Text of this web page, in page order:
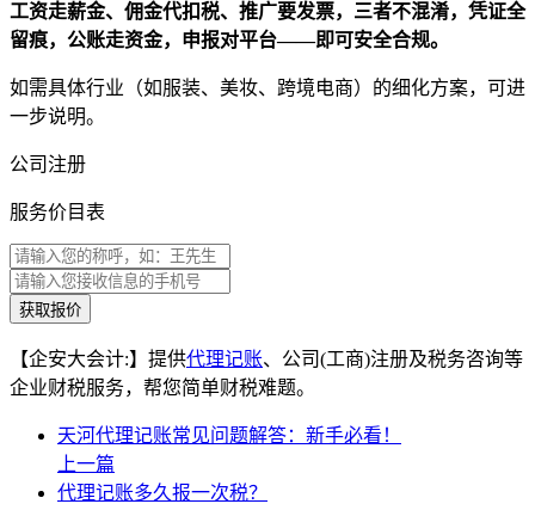
工资走薪金、佣金代扣税、推广要发票，三者不混淆，凭证全
留痕，公账走资金，申报对平台——即可安全合规。
如需具体行业（如服装、美妆、跨境电商）的细化方案，可进
一步说明。
公司注册
服务价目表
获取报价
【企安大会计:】提供代理记账、公司(工商)注册及税务咨询等
企业财税服务，帮您简单财税难题。
天河代理记账常见问题解答：新手必看！
上一篇
代理记账多久报一次税？